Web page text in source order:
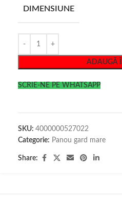
DIMENSIUNE
ADAUGĂ
SCRIE-NE PE WHATSAPP
SKU: 4000000527022
Categorie: Panou gard mare
Share: